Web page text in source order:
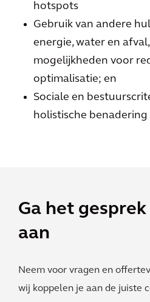
hotspots
Gebruik van andere
energie, water en
mogelijkheden voor
optimalisatie; en
Sociale en
holistische
Ga het
aan
Neem voor vragen en
wij koppelen je aan de juiste